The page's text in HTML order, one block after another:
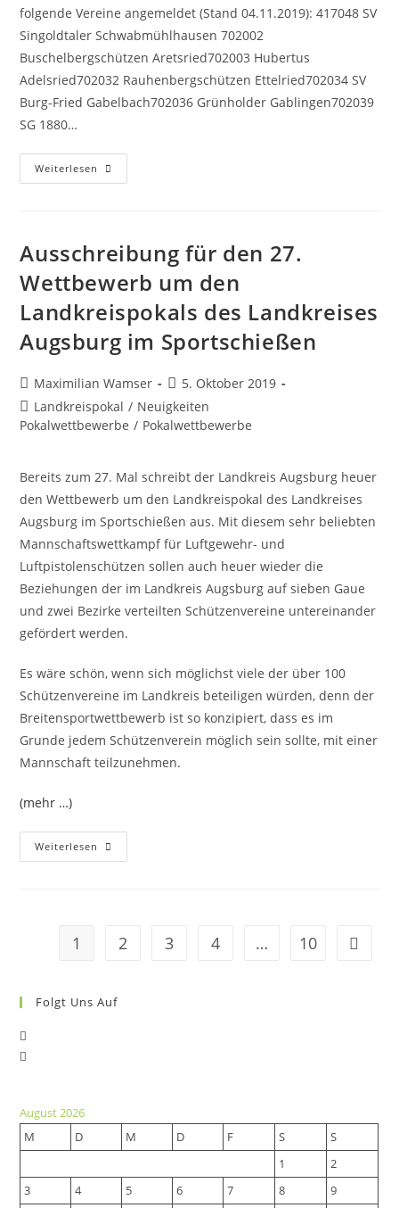
folgende Vereine angemeldet (Stand 04.11.2019): 417048 SV
Singoldtaler Schwabmühlhausen 702002
Buschelbergschützen Aretsried702003 Hubertus
Adelsried702032 Rauhenbergschützen Ettelried702034 SV
Burg-Fried Gabelbach702036 Grünholder Gablingen702039
SG 1880…
Weiterlesen Landkreispokal
2019/2020
Ausschreibung für den 27.
Wettbewerb um den
Landkreispokals des Landkreises
Augsburg im Sportschießen
Beitrags-
Autor:
Maximilian Wamser
Beitrag
veröffentlicht:
5. Oktober 2019
Beitrags-
Kategorie:
Landkreispokal / Neuigkeiten
Pokalwettbewerbe / Pokalwettbewerbe
Bereits zum 27. Mal schreibt der Landkreis Augsburg heuer
den Wettbewerb um den Landkreispokal des Landkreises
Augsburg im Sportschießen aus. Mit diesem sehr beliebten
Mannschaftswettkampf für Luftgewehr- und
Luftpistolenschützen sollen auch heuer wieder die
Beziehungen der im Landkreis Augsburg auf sieben Gaue
und zwei Bezirke verteilten Schützenvereine untereinander
gefördert werden.
Es wäre schön, wenn sich möglichst viele der über 100
Schützenvereine im Landkreis beteiligen würden, denn der
Breitensportwettbewerb ist so konzipiert, dass es im
Grunde jedem Schützenverein möglich sein sollte, mit einer
Mannschaft teilzunehmen.
(mehr …)
Weiterlesen Ausschreibung
Für
Landkreispokals
Des
Sportschießen
1 2 3 4 … 10 Zur
Folgt Uns Auf
tab
new
tab
August 2026
M
D M D F S
S
1
2
3
4 5 6 7 8
9